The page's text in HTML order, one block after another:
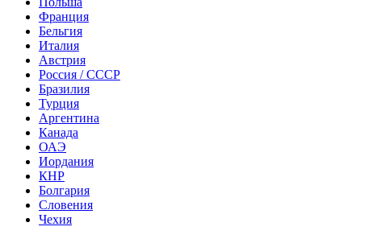
Франция
Бельгия
Италия
Австрия
Россия / СССР
Бразилия
Турция
Аргентина
Канада
ОАЭ
Иордания
КНР
Болгария
Словения
Чехия